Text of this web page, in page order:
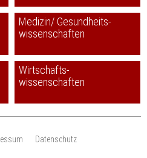
Medizin/ Gesundheits-
wissenschaften
Wirtschafts-
wissenschaften
Datenschutz